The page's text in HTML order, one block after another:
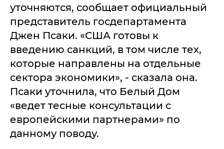
уточняются, сообщает официальный
представитель госдепартамента
Джен Псаки. «США готовы к
введению санкций, в том числе тех,
которые направлены на отдельные
сектора экономики», - сказала она.
Псаки уточнила, что Белый Дом
«ведет тесные консультации с
европейскими партнерами» по
данному поводу.